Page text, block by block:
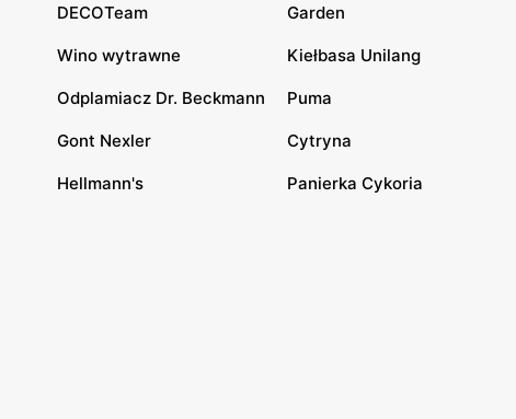
DECOTeam Garden
Wino wytrawne Kiełbasa Unilang
Odplamiacz Dr. Beckmann Puma
Gont Nexler Cytryna
Hellmann's Panierka Cykoria